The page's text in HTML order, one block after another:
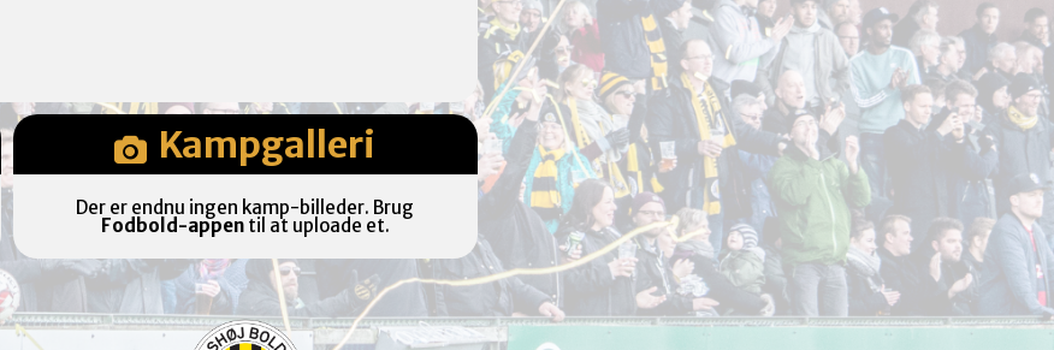
Kampgalleri
Der er endnu ingen kamp-billeder. Brug
Fodbold-appentil at uploade et.